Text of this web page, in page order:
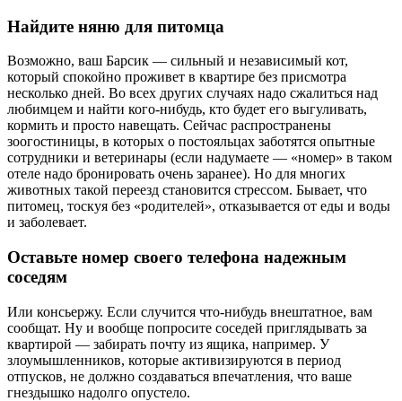
Найдите няню для питомца
Возможно, ваш Барсик — сильный и независимый кот,
который спокойно проживет в квартире без присмотра
несколько дней. Во всех других случаях надо сжалиться над
любимцем и найти кого-нибудь, кто будет его выгуливать,
кормить и просто навещать. Сейчас распространены
зоогостиницы, в которых о постояльцах заботятся опытные
сотрудники и ветеринары (если надумаете — «номер» в таком
отеле надо бронировать очень заранее). Но для многих
животных такой переезд становится стрессом. Бывает, что
питомец, тоскуя без «родителей», отказывается от еды и воды
и заболевает.
Оставьте номер своего телефона надежным
соседям
Или консьержу. Если случится что-нибудь внештатное, вам
сообщат. Ну и вообще попросите соседей приглядывать за
квартирой — забирать почту из ящика, например. У
злоумышленников, которые активизируются в период
отпусков, не должно создаваться впечатления, что ваше
гнездышко надолго опустело.